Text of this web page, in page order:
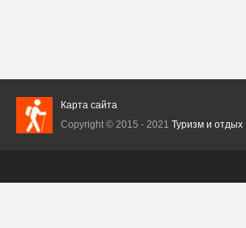
Карта сайта
Copyright © 2015 - 2021 Туризм и отдых